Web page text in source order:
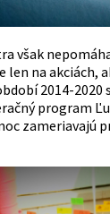
však
na akciách,
2014-
program
zameriavajú